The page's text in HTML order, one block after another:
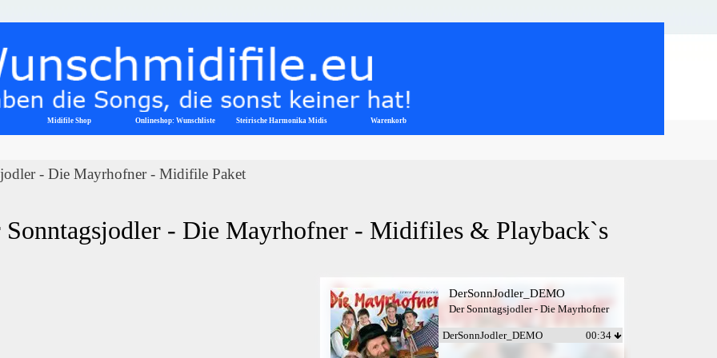
Menü überspringen
Midifile Shop ▼
Onlineshop: Wunschliste Steirische Harmonika Midis ▼
Warenkorb
- Die Mayrhofner - Midifile Paket
Sonntagsjodler - Die Mayrhofner - Midifiles & Playback`s
DerSonnJodler_DEMO
Der Sonntagsjodler - Die Mayrhofner
DerSonnJodler_DEMO 00:34